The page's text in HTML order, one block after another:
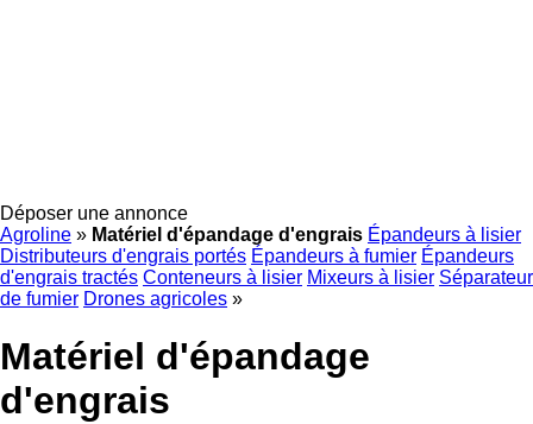
Déposer une annonce
Agroline » Matériel d'épandage d'engrais Épandeurs à lisier
Distributeurs d'engrais portés Épandeurs à fumier Épandeurs
d'engrais tractés Conteneurs à lisier Mixeurs à lisier Séparateur
de fumier Drones agricoles »
Matériel d'épandage
d'engrais